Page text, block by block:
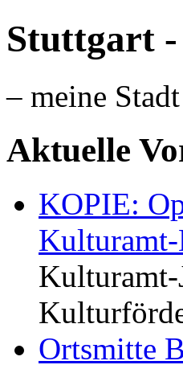
Stuttgart -
– meine Stadt
Aktuelle
KOPIE:
Ortsmitte